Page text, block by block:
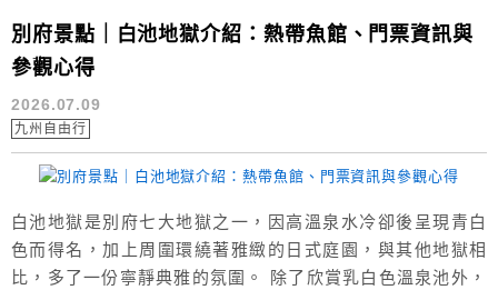
別府景點｜白池地獄介紹：熱帶魚館、門票資訊與
參觀心得
2026.07.09
九州自由行
白池地獄是別府七大地獄之一，因高溫泉水冷卻後呈現青白
色而得名，加上周圍環繞著雅緻的日式庭園，與其他地獄相
比，多了一份寧靜典雅的氛圍。 除了欣賞乳白色溫泉池外，